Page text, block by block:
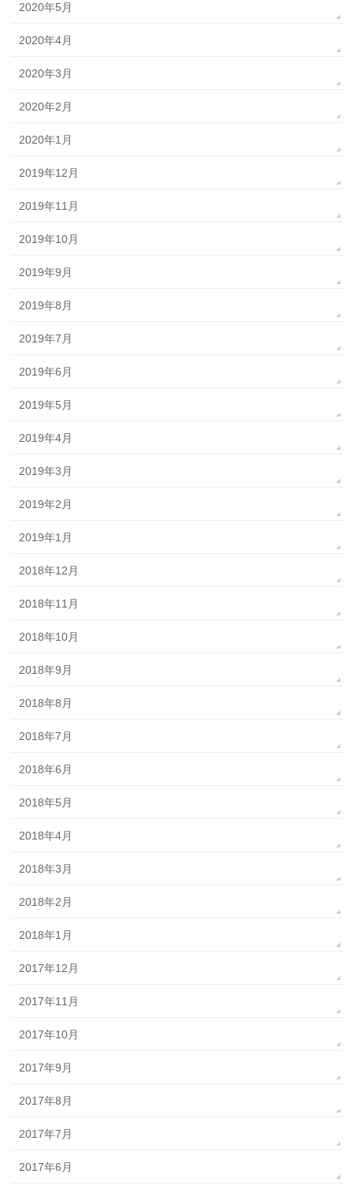
2020年5月
2020年4月
2020年3月
2020年2月
2020年1月
2019年12月
2019年11月
2019年10月
2019年9月
2019年8月
2019年7月
2019年6月
2019年5月
2019年4月
2019年3月
2019年2月
2019年1月
2018年12月
2018年11月
2018年10月
2018年9月
2018年8月
2018年7月
2018年6月
2018年5月
2018年4月
2018年3月
2018年2月
2018年1月
2017年12月
2017年11月
2017年10月
2017年9月
2017年8月
2017年7月
2017年6月